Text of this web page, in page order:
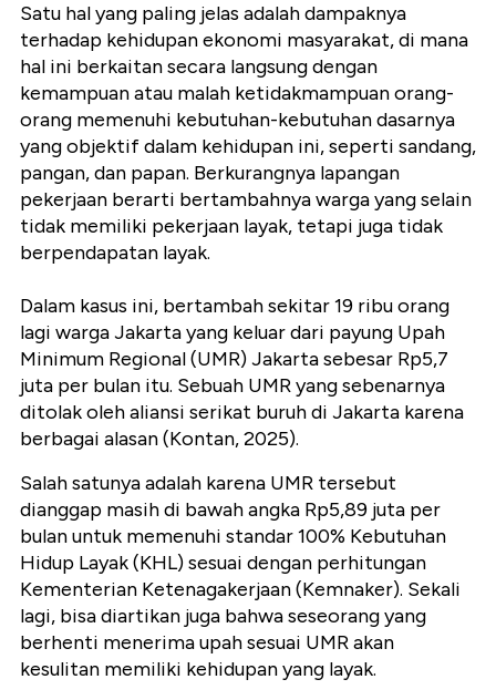
Satu hal yang paling jelas adalah dampaknya
terhadap kehidupan ekonomi masyarakat, di mana
hal ini berkaitan secara langsung dengan
kemampuan atau malah ketidakmampuan orang-
orang memenuhi kebutuhan-kebutuhan dasarnya
yang objektif dalam kehidupan ini, seperti sandang,
pangan, dan papan. Berkurangnya lapangan
pekerjaan berarti bertambahnya warga yang selain
tidak memiliki pekerjaan layak, tetapi juga tidak
berpendapatan layak.
Dalam kasus ini, bertambah sekitar 19 ribu orang
lagi warga Jakarta yang keluar dari payung Upah
Minimum Regional (UMR) Jakarta sebesar Rp5,7
juta per bulan itu. Sebuah UMR yang sebenarnya
ditolak oleh aliansi serikat buruh di Jakarta karena
berbagai alasan (Kontan, 2025).
Salah satunya adalah karena UMR tersebut
dianggap masih di bawah angka Rp5,89 juta per
bulan untuk memenuhi standar 100% Kebutuhan
Hidup Layak (KHL) sesuai dengan perhitungan
Kementerian Ketenagakerjaan (Kemnaker). Sekali
lagi, bisa diartikan juga bahwa seseorang yang
berhenti menerima upah sesuai UMR akan
kesulitan memiliki kehidupan yang layak.